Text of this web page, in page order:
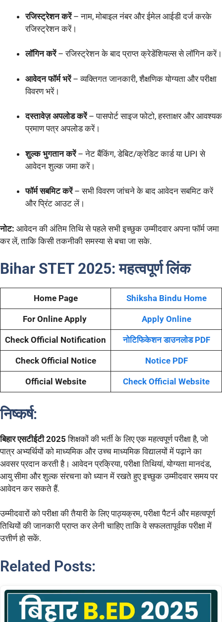
रजिस्ट्रेशन करें– नाम, मोबाइल नंबर और ईमेल आईडी दर्ज करके
रजिस्ट्रेशन करें।
लॉगिन करें– रजिस्ट्रेशन के बाद प्राप्त क्रेडेंशियल्स से लॉगिन करें।
आवेदन फॉर्म भरें– व्यक्तिगत जानकारी, शैक्षणिक योग्यता और परीक्षा
विवरण भरें।
दस्तावेज़ अपलोड करें– पासपोर्ट साइज फोटो, हस्ताक्षर और आवश्यक
प्रमाण पत्र अपलोड करें।
शुल्क भुगतान करें– नेट बैंकिंग, डेबिट/क्रेडिट कार्ड या UPI से
आवेदन शुल्क जमा करें।
फॉर्म सबमिट करें– सभी विवरण जांचने के बाद आवेदन सबमिट करें
और प्रिंट आउट लें।
नोट: आवेदन की अंतिम तिथि से पहले सभी इच्छुक उम्मीदवार अपना फॉर्म जमा
कर लें, ताकि किसी तकनीकी समस्या से बचा जा सके.
Bihar STET 2025:महत्वपूर्ण लिंक
Home Page Shiksha Bindu Home
For Online Apply Apply Online
Check Official Notification नोटिफिकेशन डाउनलोड PDF
Check Official Notice Notice PDF
Official Website Check Official Website
निष्कर्ष:
बिहार एसटीईटी 2025 शिक्षकों की भर्ती के लिए एक महत्वपूर्ण परीक्षा है, जो
पात्र अभ्यर्थियों को माध्यमिक और उच्च माध्यमिक विद्यालयों में पढ़ाने का
अवसर प्रदान करती है। आवेदन प्रक्रिया, परीक्षा तिथियां, योग्यता मानदंड,
आयु सीमा और शुल्क संरचना को ध्यान में रखते हुए इच्छुक उम्मीदवार समय पर
आवेदन कर सकते हैं.
उम्मीदवारों को परीक्षा की तैयारी के लिए पाठ्यक्रम, परीक्षा पैटर्न और महत्वपूर्ण
तिथियों की जानकारी प्राप्त कर लेनी चाहिए ताकि वे सफलतापूर्वक परीक्षा में
उत्तीर्ण हो सकें.
Related Posts: